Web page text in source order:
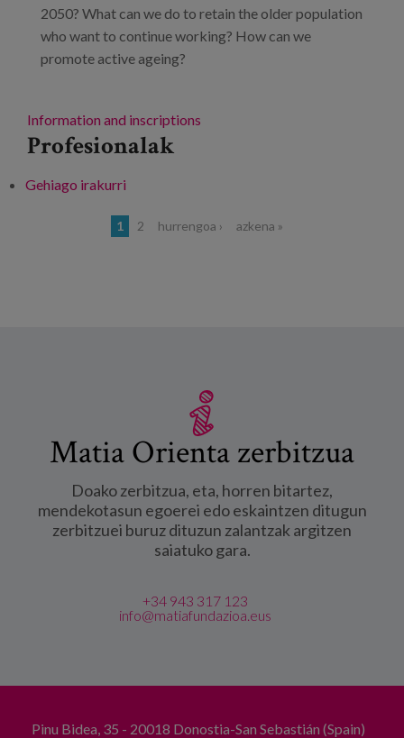
2050? What can we do to retain the older population
who want to continue working? How can we
promote active ageing?
Information and inscriptions
Profesionalak
Gehiago irakurri
1 2 hurrengoa › azkena »
Matia Orienta zerbitzua
Doako zerbitzua, eta, horren bitartez,
mendekotasun egoerei edo eskaintzen ditugun
zerbitzuei buruz dituzun zalantzak argitzen
saiatuko gara.
+34 943 317 123
info@matiafundazioa.eus
Pinu Bidea, 35 - 20018 Donostia-San Sebastián (Spain)